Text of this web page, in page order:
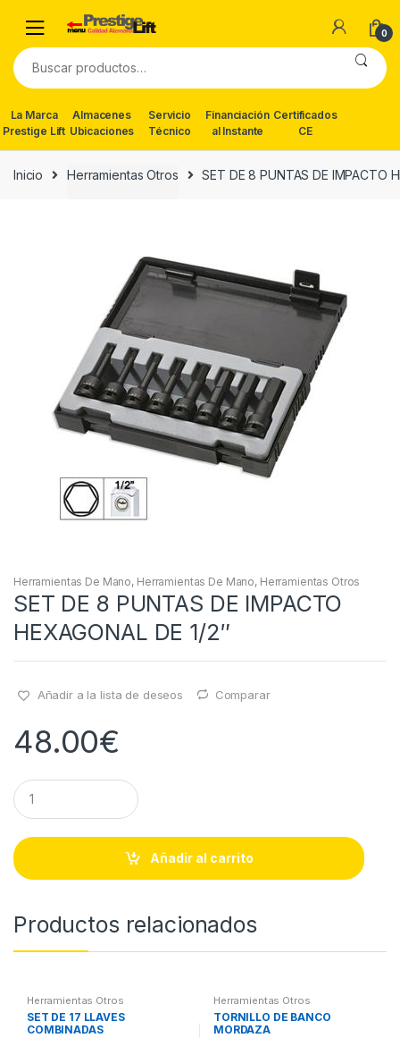
navigation
content
0
Buscar
por:
La Marca
Prestige Lift
Almacenes
Ubicaciones
Servicio
Técnico
Financiación
al Instante
Certificados
CE
Inicio Herramientas Otros SET DE 8 PUNTAS DE IMPACTO
Herramientas De Mano, Herramientas De Mano, Herramientas Otros
SET DE 8 PUNTAS DE IMPACTO
HEXAGONAL DE 1/2″
Añadir a la lista de deseos Comparar
48.00€
Q
u
a
t
i
Añadir al carrito
Productos relacionados
Herramientas Otros
SET DE 17 LLAVES
COMBINADAS
Herramientas Otros
TORNILLO DE BANCO
MORDAZA